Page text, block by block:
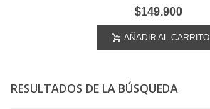
$149.900
AÑADIR AL CARRITO
RESULTADOS DE LA BÚSQUEDA